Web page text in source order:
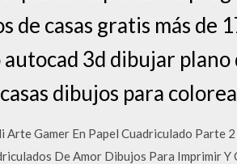
de casas gratis más de
3d dibujar plano
dibujos para
Gamer En Papel Cuadriculado Parte 2
De Amor Dibujos Para Imprimir Y